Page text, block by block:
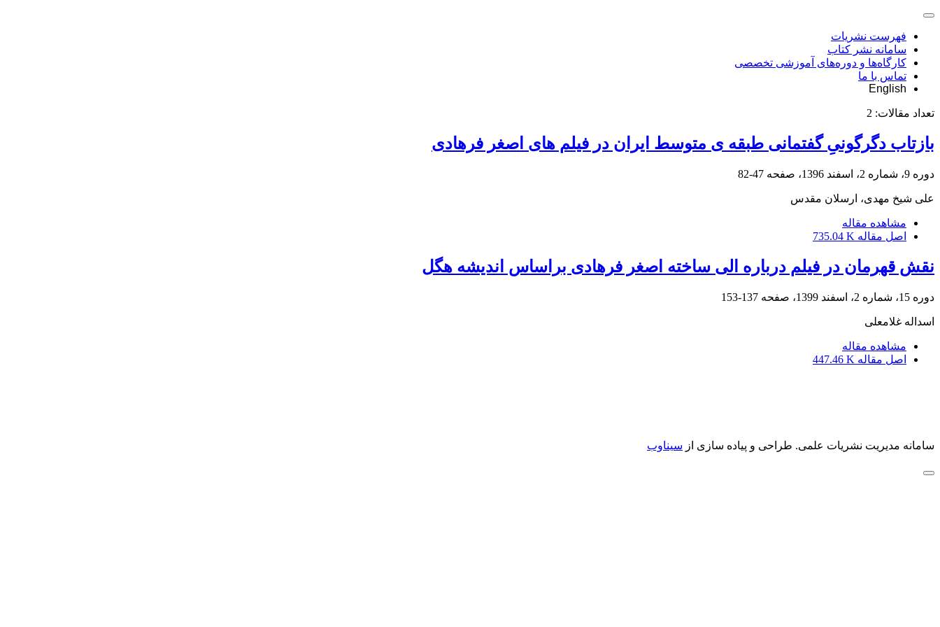
فهرست نشریات
سامانه نشر کتاب
کارگاه‌ها و دوره‌های آموزشی تخصصی
تماس با ما
English
تعداد مقالات: 2
بازتاب دگرگونیِ گفتمانی طبقه ی متوسط ایران در فیلم های اصغر فرهادی
دوره 9، شماره 2، اسفند 1396، صفحه 47-82
علی شیخ مهدی، ارسلان مقدس
مشاهده مقاله
اصل مقاله 735.04 K
نقش قهرمان در فیلم درباره الی ساخته اصغر فرهادی براساس اندیشه هگل
دوره 15، شماره 2، اسفند 1399، صفحه 137-153
اسداله غلامعلی
مشاهده مقاله
اصل مقاله 447.46 K
سامانه مدیریت نشریات علمی. طراحی و پیاده سازی از سیناوب